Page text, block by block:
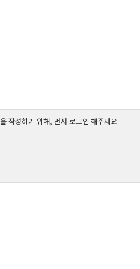
작성하기 위해, 먼저 로그인 해주세요